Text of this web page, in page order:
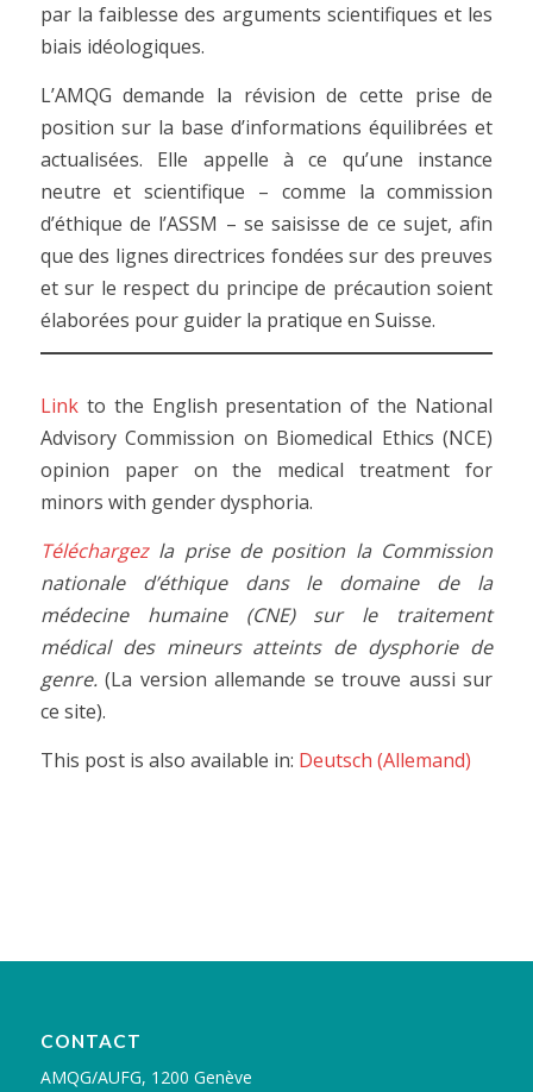
par la faiblesse des arguments scientifiques et les
biais idéologiques.
L’AMQG demande la révision de cette prise de
position sur la base d’informations équilibrées et
actualisées. Elle appelle à ce qu’une instance
neutre et scientifique – comme la commission
d’éthique de l’ASSM – se saisisse de ce sujet, afin
que des lignes directrices fondées sur des preuves
et sur le respect du principe de précaution soient
élaborées pour guider la pratique en Suisse.
Linkto the English presentation of the National
Advisory Commission on Biomedical Ethics (NCE)
opinion paper on the medical treatment for
minors with gender dysphoria.
Téléchargezla prise de position la Commission
nationale d’éthique dans le domaine de la
médecine humaine (CNE) sur le traitement
médical des mineurs atteints de dysphorie de
genre.(La version allemande se trouve aussi sur
ce site).
This post is also available in: Deutsch (Allemand)
CONTACT
AMQG/AUFG, 1200 Genève